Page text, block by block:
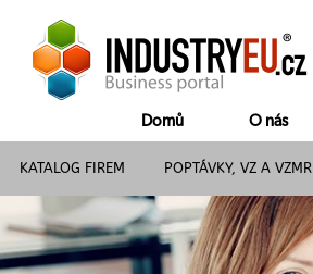
Domů O nás
KATALOG FIREM POPTÁVKY, VZ A VZMR